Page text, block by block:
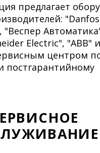
предлагает
"Веспер
Electric", "ABB"
центром
постгарантийному